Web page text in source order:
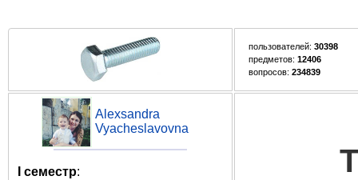
пользователей: 30398
предметов: 12406
вопросов: 234839
Alexsandra
Vyacheslavovna
I семестр: